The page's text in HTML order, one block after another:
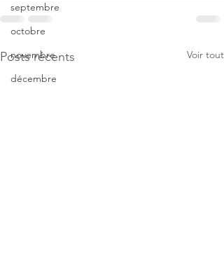
septembre
octobre
novembre
décembre
Posts récents Voir tout